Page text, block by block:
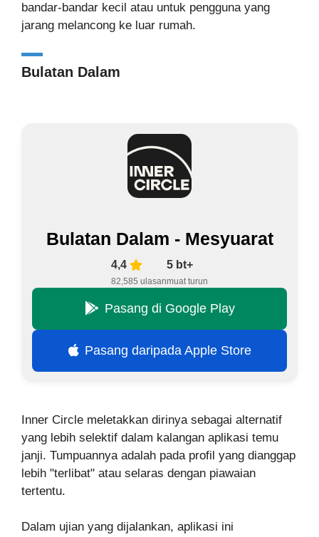
bandar-bandar kecil atau untuk pengguna yang
jarang melancong ke luar rumah.
Bulatan Dalam
Bulatan Dalam - Mesyuarat
4,4
82,585 ulasan
5 bt+
muat turun
Pasang di Google Play
Pasang daripada Apple Store
Inner Circle meletakkan dirinya sebagai alternatif
yang lebih selektif dalam kalangan aplikasi temu
janji. Tumpuannya adalah pada profil yang dianggap
lebih "terlibat" atau selaras dengan piawaian
tertentu.
Dalam ujian yang dijalankan, aplikasi ini